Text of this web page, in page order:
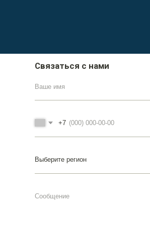
условиях, указанных вПолитике в отношении обработки